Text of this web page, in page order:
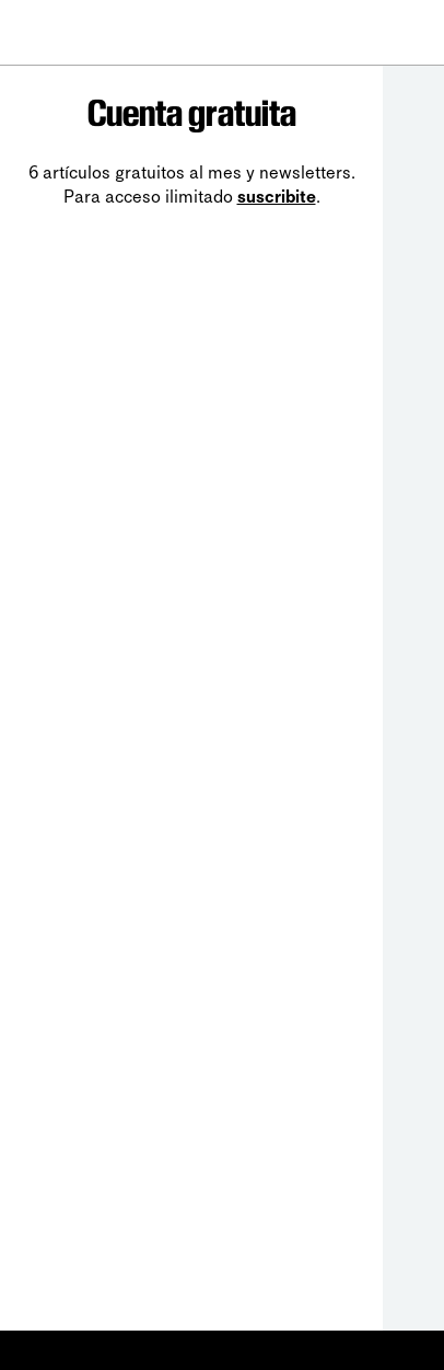
Cuenta gratuita
6 artículos gratuitos al mes y newsletters.
Para acceso ilimitado suscribite.